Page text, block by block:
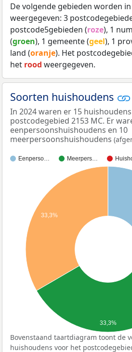
De volgende gebieden worden
weergegeven: 3
postcode5gebieden (roze), 1
(groen), 1 gemeente (geel), 1
land (oranje). Het
het rood weergegeven.
Soorten huishoudens
In 2024 waren er 15
postcodegebied 2153 MC. Er
eenpersoonshuishoudens en 10
meerpersoonshuishoudens
Eenperso… Meerpers…
33,3%
33,3%
Bovenstaand taartdiagram toont de
huishoudens voor het